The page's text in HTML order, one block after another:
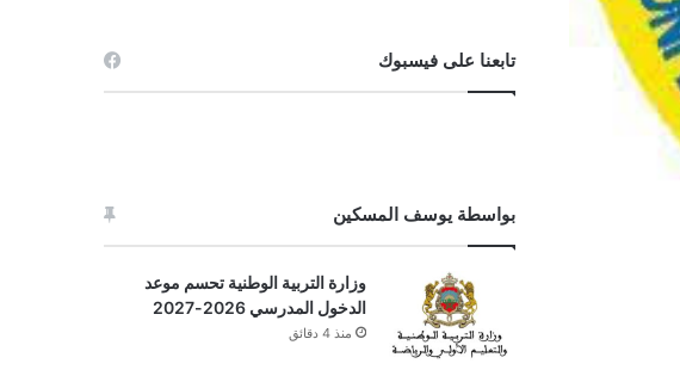
تابعنا على فيسبوك
بواسطة يوسف المسكين
وزارة التربية الوطنية تحسم موعد
الدخول المدرسي 2026-2027
منذ 4 دقائق